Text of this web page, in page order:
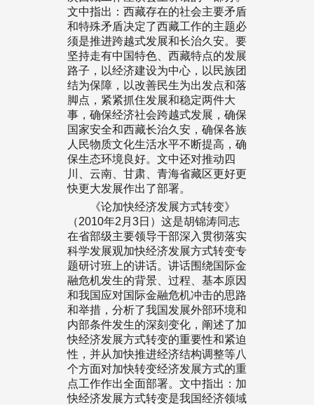
文中指出：西藏存在的社会主要矛盾
和特殊矛盾决定了西藏工作的主题必
须是推进跨越式发展和长治久安。要
坚持走有中国特色、西藏特点的发展
路子，以经济建设为中心，以民族团
结为保障，以改善民生为出发点和落
脚点，紧紧抓住发展和稳定两件大
事，确保经济社会跨越式发展，确保
国家安全和西藏长治久安，确保各族
人民物质文化生活水平不断提高，确
保生态环境良好。文中还对推动四
川、云南、甘肃、青海省藏区更好更
快更大发展作出了部署。
《论加快经济发展方式转变》
（2010年2月3日）这是胡锦涛同志
在省部级主要领导干部深入贯彻落实
科学发展观加快经济发展方式转变专
题研讨班上的讲话。讲话围绕国际金
融危机发生的背景、过程、基本原因
和我国应对国际金融危机冲击的思路
和举措，分析了我国发展外部环境和
内部条件发生的深刻变化，阐述了加
快经济发展方式转变的重要性和紧迫
性，并从加快推进经济结构调整等八
个方面对加快转变经济发展方式的重
点工作作出全面部署。文中指出：加
快经济发展方式转变是我国经济领域